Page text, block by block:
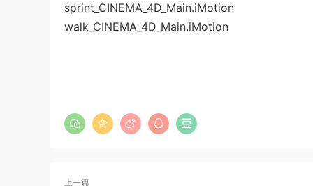
sprint_CINEMA_4D_Main.iMotion
walk_CINEMA_4D_Main.iMotion
上一篇